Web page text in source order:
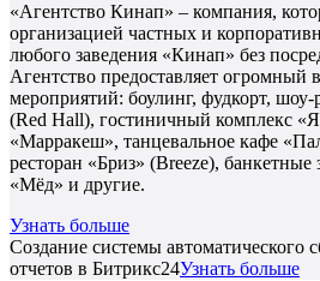
«Агентство Кинап» – компания,
организацией частных и
любого заведения «Кинап» без
Агентство предоставляет огромный
мероприятий: боулинг, фудкорт, шоу-
(Red Hall), гостиничный комплекс
«Марракеш», танцевальное кафе
ресторан «Бриз» (Breeze),
«Мёд» и другие.
Узнать больше
Создание системы автоматического
отчетов в Битрикс24Узнать больше